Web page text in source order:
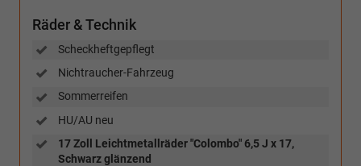
Räder & Technik
Scheckheftgepflegt
Nichtraucher-Fahrzeug
Sommerreifen
HU/AU neu
17 Zoll Leichtmetallräder "Colombo" 6,5 J x 17,
Schwarz glänzend